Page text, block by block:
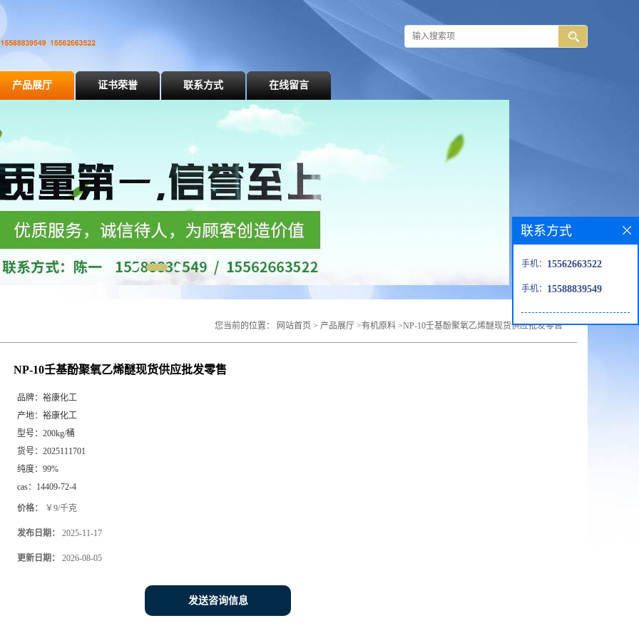
产品展厅 证书荣誉 联系方式 在线留言
您当前的位置： 网站首页 > 产品展厅 >有机原料 >NP-10壬基酚聚氧乙烯醚现货供应批发零售
NP-10壬基酚聚氧乙烯醚现货供应批发零售
品牌： 裕康化工
产地： 裕康化工
型号： 200kg/桶
货号： 2025111701
纯度： 99%
cas： 14409-72-4
价格： ￥9/千克
发布日期： 2025-11-17
更新日期： 2026-08-05
发送咨询信息
联系方式
手机： 15562663522
手机： 15588839549